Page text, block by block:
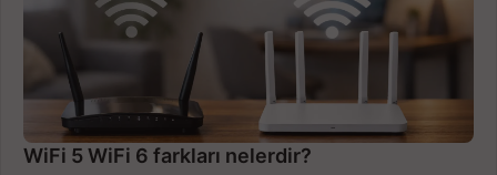
WiFi 5 WiFi 6 farkları nelerdir?